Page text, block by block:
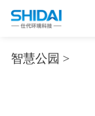
智慧公园 >